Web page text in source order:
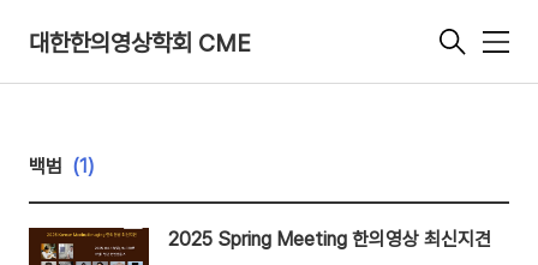
대한한의영상학회 CME
메
백범 (1)
2025 Spring Meeting 한의영상 최신지견